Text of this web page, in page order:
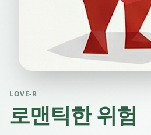
LOVE-R
로맨틱한 위험